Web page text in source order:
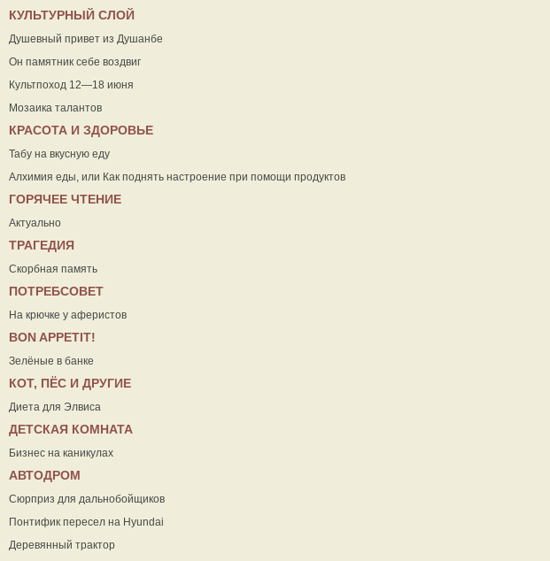
КУЛЬТУРНЫЙ СЛОЙ
Душевный привет из Душанбе
Он памятник себе воздвиг
Культпоход 12—18 июня
Мозаика талантов
КРАСОТА И ЗДОРОВЬЕ
Табу на вкусную еду
Алхимия еды, или Как поднять настроение при помощи продуктов
ГОРЯЧЕЕ ЧТЕНИЕ
Актуально
ТРАГЕДИЯ
Скорбная память
ПОТРЕБСОВЕТ
На крючке у аферистов
ВON APPETIT!
Зелёные в банке
КОТ, ПЁС И ДРУГИЕ
Диета для Элвиса
ДЕТСКАЯ КОМНАТА
Бизнес на каникулах
АВТОДРОМ
Сюрприз для дальнобойщиков
Понтифик пересел на Hyundai
Деревянный трактор